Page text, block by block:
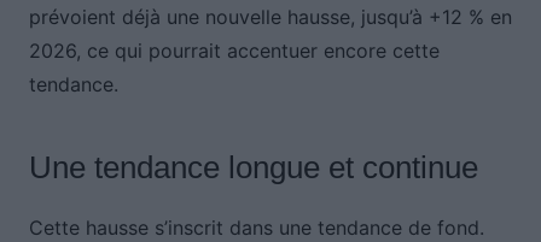
prévoient déjà une nouvelle hausse, jusqu’à +12 % en
2026, ce qui pourrait accentuer encore cette
tendance.
Une tendance longue et continue
Cette hausse s’inscrit dans une tendance de fond.